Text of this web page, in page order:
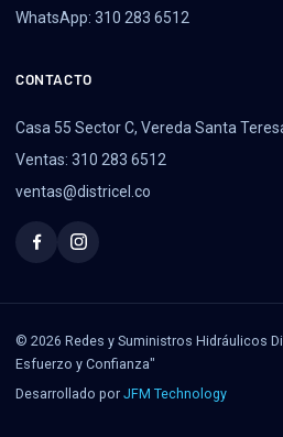
WhatsApp: 310 283 6512
CONTACTO
Casa 55 Sector C, Vereda Santa
Ventas: 310 283 6512
ventas@districel.co
© 2026 Redes y Suministros Hidráulicos
Esfuerzo y Confianza"
Desarrollado por JFM Technology